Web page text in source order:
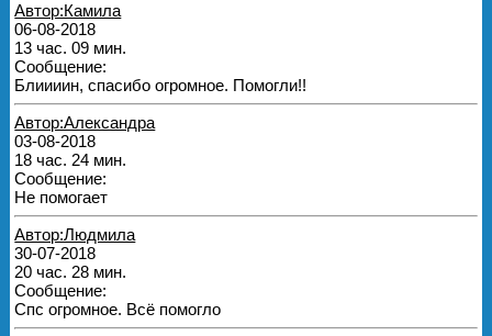
Автор:Камила
06-08-2018
13 час. 09 мин.
Сообщение:
Блиииин, спасибо огромное. Помогли!!
Автор:Александра
03-08-2018
18 час. 24 мин.
Сообщение:
Не помогает
Автор:Людмила
30-07-2018
20 час. 28 мин.
Сообщение:
Спс огромное. Всё помогло